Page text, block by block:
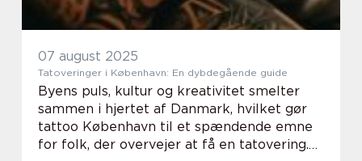
07 august 2025
Tatoveringer i København: En dybdegående guide
Byens puls, kultur og kreativitet smelter
sammen i hjertet af Danmark, hvilket gør
tattoo København til et spændende emne
for folk, der overvejer at få en tatovering.